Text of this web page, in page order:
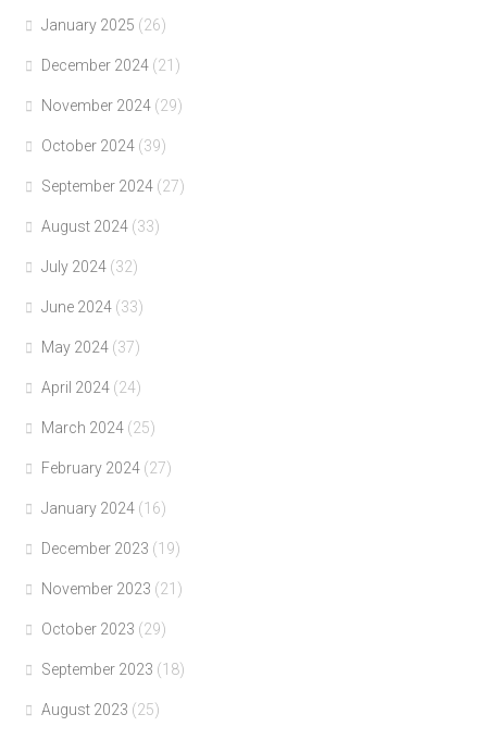
January 2025 (26)
December 2024 (21)
November 2024 (29)
October 2024 (39)
September 2024 (27)
August 2024 (33)
July 2024 (32)
June 2024 (33)
May 2024 (37)
April 2024 (24)
March 2024 (25)
February 2024 (27)
January 2024 (16)
December 2023 (19)
November 2023 (21)
October 2023 (29)
September 2023 (18)
August 2023 (25)